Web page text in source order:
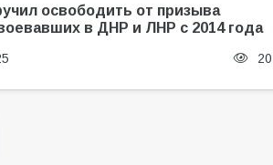
освободить от призыва
в ДНР и ЛНР с 2014 года